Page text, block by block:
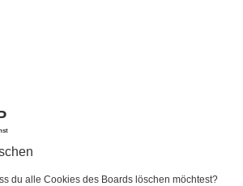
du alle Cookies des Boards löschen möchtest?